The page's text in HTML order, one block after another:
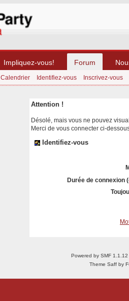
Impliquez-vous! Forum
Calendrier Identifiez-vous Inscrivez-vous
Attention !
Désolé, mais vous ne pouvez
Merci de vous connecter ci-
Identifiez-vous
Durée de connexion
Powered by SMF 1.1.12
Theme Saff by